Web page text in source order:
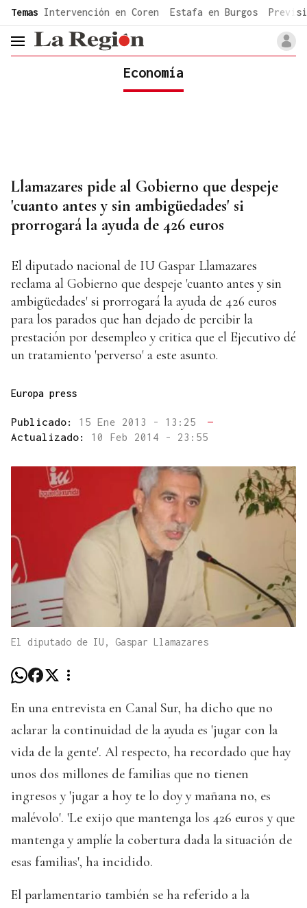
common.go-to-content
Temas Intervención en Coren Estafa en Burgos
header.menu.open
Economía
Llamazares pide al Gobierno que despeje
'cuanto antes y sin ambigüedades' si
prorrogará la ayuda de 426 euros
El diputado nacional de IU Gaspar Llamazares
reclama al Gobierno que despeje 'cuanto antes y sin
ambigüedades' si prorrogará la ayuda de 426 euros
para los parados que han dejado de percibir la
prestación por desempleo y critica que el Ejecutivo dé
un tratamiento 'perverso' a este asunto.
Europa press
Publicado: 15 Ene 2013 - 13:25
—
Actualizado: 10 Feb 2014 - 23:55
El diputado de IU, Gaspar Llamazares
En una entrevista en Canal Sur, ha dicho que no
aclarar la continuidad de la ayuda es 'jugar con la
vida de la gente'. Al respecto, ha recordado que hay
unos dos millones de familias que no tienen
ingresos y 'jugar a hoy te lo doy y mañana no, es
malévolo'. 'Le exijo que mantenga los 426 euros y que
mantenga y amplíe la cobertura dada la situación de
esas familias', ha incidido.
El parlamentario también se ha referido a la